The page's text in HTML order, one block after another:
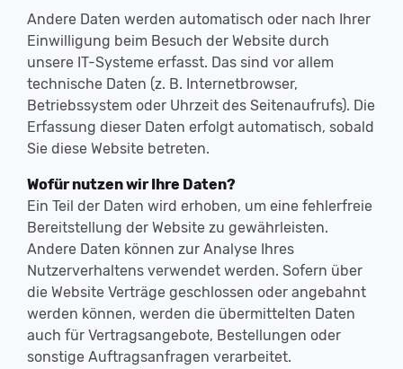
Andere Daten werden automatisch oder nach Ihrer
Einwilligung beim Besuch der Website durch
unsere IT-Systeme erfasst. Das sind vor allem
technische Daten (z. B. Internetbrowser,
Betriebssystem oder Uhrzeit des Seitenaufrufs). Die
Erfassung dieser Daten erfolgt automatisch, sobald
Sie diese Website betreten.
Wofür nutzen wir Ihre Daten?
Ein Teil der Daten wird erhoben, um eine fehlerfreie
Bereitstellung der Website zu gewährleisten.
Andere Daten können zur Analyse Ihres
Nutzerverhaltens verwendet werden. Sofern über
die Website Verträge geschlossen oder angebahnt
werden können, werden die übermittelten Daten
auch für Vertragsangebote, Bestellungen oder
sonstige Auftragsanfragen verarbeitet.